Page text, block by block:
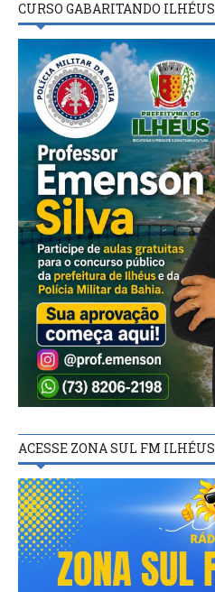
CURSO GABARITANDO ILHÉUS
ACESSE ZONA SUL FM ILHÉUS